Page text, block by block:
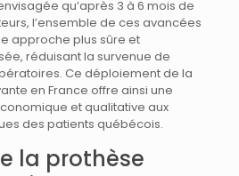
qu’après 3 à 6 mois de
l’ensemble de ces avancées
approche plus sûre et
réduisant la survenue de
Ce déploiement de la
en France offre ainsi une
et qualitative aux
des patients québécois.
la prothèse